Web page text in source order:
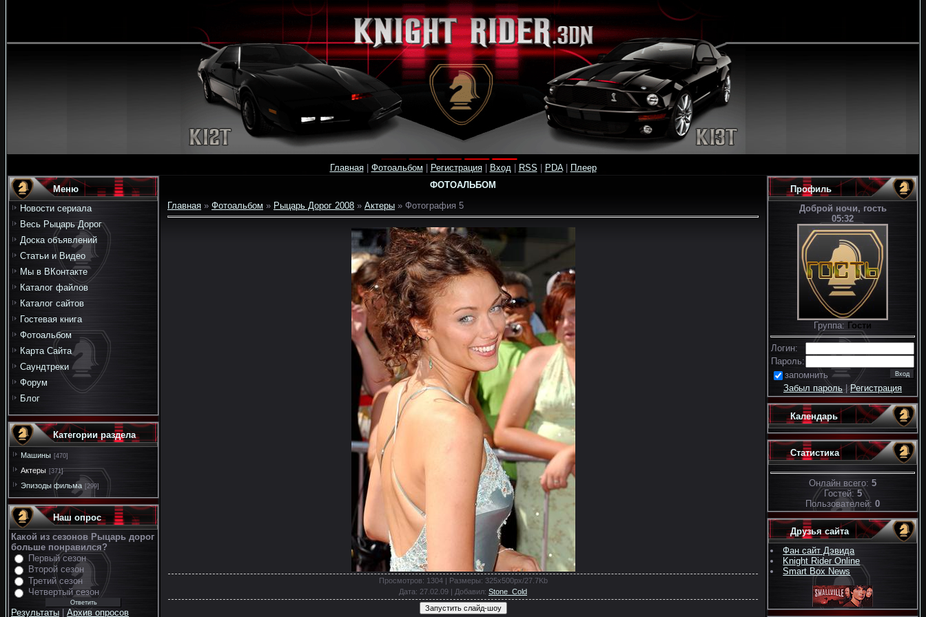
Главная| Фотоальбом Регистрация| Вход| RSS PDA| Плеер
Меню
Новости сериала
Весь Рыцарь Дорог
Доска объявлений
Статьи и Видео
Мы в ВКонтакте
Каталог файлов
Каталог сайтов
Гостевая книга
Фотоальбом
Карта Сайта
Саундтреки
Форум
Блог
Категории раздела
Машины [470]
Актеры [371]
Эпизоды фильма [299]
Наш опрос
Какой из сезонов Рыцарь дорог
больше понравился?
Первый сезон
Второй сезон
Третий сезон
Четвертый сезон
Результаты
Архив опросов
ФОТОАЛЬБОМ
Главная » Фотоальбом » Рыцарь Дорог 2008 » Актеры » Фотография 5
Просмотров: 1304 | Размеры: 325x500px/27.7Kb
Дата: 27.02.09 | Добавил: Stone_Cold
Профиль
Доброй ночи, гость
05:32
Группа: Гости
Логин:
Пароль:
запомнить
Забыл пароль|Регистрация
Календарь
Статистика
Онлайн всего: 5
Гостей: 5
Пользователей: 0
Друзья сайта
Фан сайт Дэвида
Knight Rider Online
Smart Box News